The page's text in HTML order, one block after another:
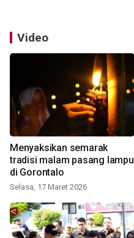
Video
Menyaksikan semarak
tradisi malam pasang lampu
di Gorontalo
Selasa, 17 Maret 2026